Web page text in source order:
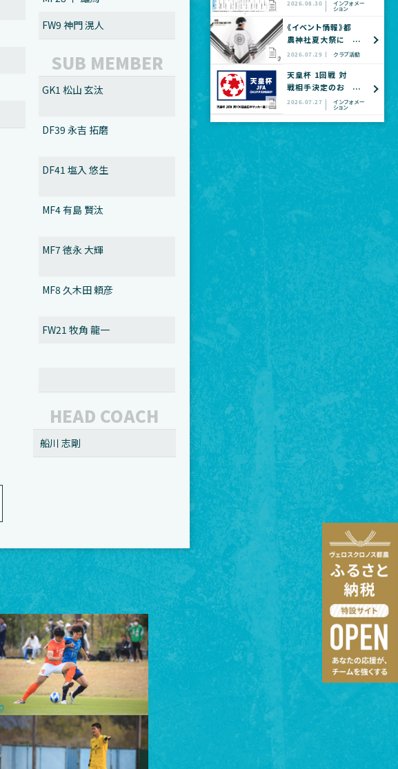
FW9 神門 滉人
SUB MEMBER
GK1 松山 玄汰
DF39 永吉 拓磨
DF41 塩入 悠生
MF4 有島 賢汰
MF7 徳永 大輝
MF8 久木田 頼彦
FW21 牧角 龍一
HEAD COACH
船川 志剛
全国大会予選
2026.08.30 インフォメー
ション
《イベント情報》都
農神社夏大祭に
てヴェロスクロノ
ズショップ出店の
お知らせ
2026.07.29 クラブ活動
天皇杯 1回戦 対
戦相手決定のお
知らせ
2026.07.27 インフォメー
ション